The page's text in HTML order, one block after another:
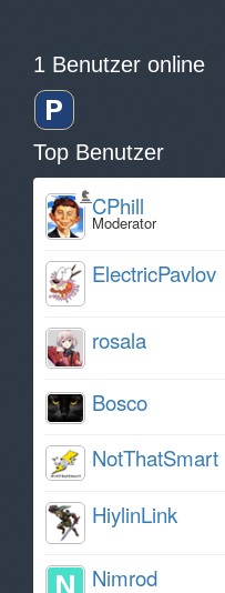
1 Benutzer online
Top Benutzer
CPhill
Moderator
ElectricPavlov
rosala
Bosco
NotThatSmart
HiylinLink
Nimrod